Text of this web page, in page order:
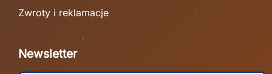
Zwroty i reklamacje
Newsletter